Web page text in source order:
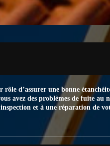
d’assurer une bonne
avez des problèmes de fuite au
et à une réparation de